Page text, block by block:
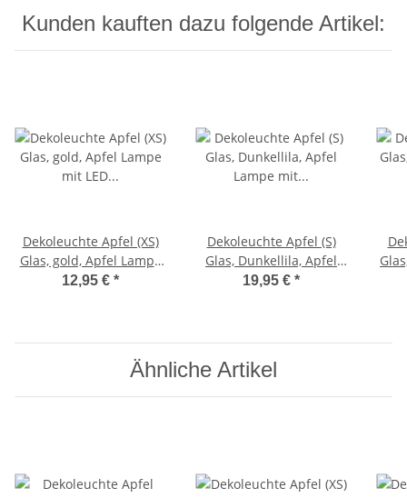
Kunden kauften dazu folgende Artikel:
Dekoleuchte Apfel (XS)
Glas, gold, Apfel Lampe
mit LED Lichterkette,
12,95 € *
Dekoleuchte Apfel (S)
Glas, Dunkellila, Apfel
Lampe mit LED
19,95 € *
Ähnliche Artikel